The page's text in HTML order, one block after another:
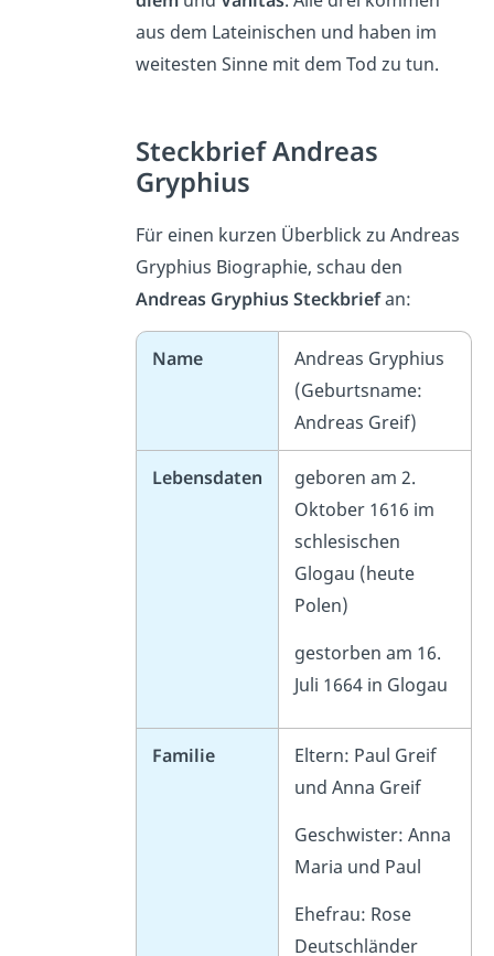
aus dem Lateinischen und haben im
weitesten Sinne mit dem Tod zu tun.
Steckbrief Andreas
Gryphius
Für einen kurzen Überblick zu Andreas
Gryphius Biographie, schau den
Andreas Gryphius Steckbriefan:
Name
Andreas Gryphius
(Geburtsname:
Andreas Greif)
Lebensdaten
geboren am 2.
Oktober 1616 im
schlesischen
Glogau (heute
Polen)
gestorben am 16.
Juli 1664 in Glogau
Familie
Eltern: Paul Greif
und Anna Greif
Geschwister: Anna
Maria und Paul
Ehefrau: Rose
Deutschländer